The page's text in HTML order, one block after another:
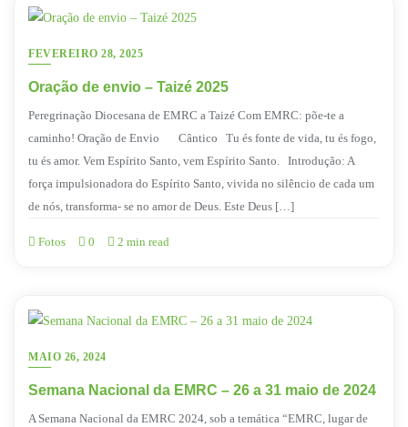
FEVEREIRO 28, 2025
Oração de envio – Taizé 2025
Peregrinação Diocesana de EMRC a Taizé Com EMRC: põe-te a
caminho! Oração de Envio Cântico Tu és fonte de vida, tu és fogo,
tu és amor. Vem Espírito Santo, vem Espírito Santo. Introdução: A
força impulsionadora do Espírito Santo, vivida no silêncio de cada um
de nós, transforma- se no amor de Deus. Este Deus […]
Fotos 0 2 min read
MAIO 26, 2024
Semana Nacional da EMRC – 26 a 31 maio de 2024
A Semana Nacional da EMRC 2024, sob a temática “EMRC, lugar de